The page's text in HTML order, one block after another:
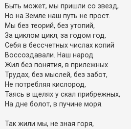
Быть может, мы пришли со звезд,
Но на Земле наш путь не прост.
Мы без теорий, без утопий,
За циклом цикл, за годом год,
Себя в бессчетных числах копий
Воссоздавали. Наш народ
Жил без понятия, в прилежных
Трудах, без мыслей, без забот,
Не потребляя кислород,
Таясь в щелях у скал прибрежных,
На дне болот, в пучине моря.
Так жили мы, не зная горя,